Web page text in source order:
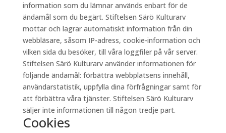
information som du lämnar används enbart för de
ändamål som du begärt. Stiftelsen Särö Kulturarv
mottar och lagrar automatiskt information från din
webbläsare, såsom IP-adress, cookie-information och
vilken sida du besöker, till våra loggfiler på vår server.
Stiftelsen Särö Kulturarv använder informationen för
följande ändamål: förbättra webbplatsens innehåll,
användarstatistik, uppfylla dina förfrågningar samt för
att förbättra våra tjänster. Stiftelsen Särö Kulturarv
säljer inte informationen till någon tredje part.
Cookies